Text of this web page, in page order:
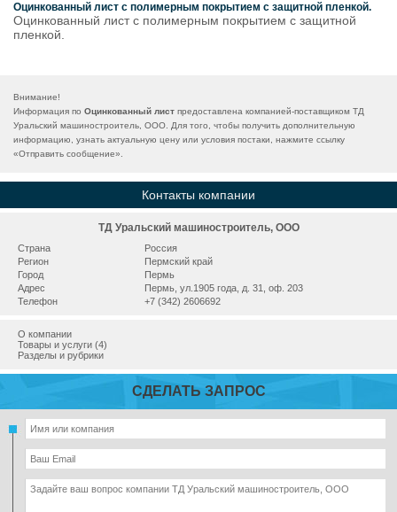
Оцинкованный лист с полимерным покрытием с защитной пленкой.
Оцинкованный лист с полимерным покрытием с защитной
пленкой.
Внимание!
Информация по Оцинкованный лист предоставлена компанией-поставщиком ТД
Уральский машиностроитель, ООО. Для того, чтобы получить дополнительную
информацию, узнать актуальную цену или условия постаки, нажмите ссылку
«Отправить сообщение».
Контакты компании
ТД Уральский машиностроитель, ООО
Страна
Россия
Регион
Пермский край
Город
Пермь
Адрес
Пермь, ул.1905 года, д. 31, оф. 203
Телефон
+7 (342) 2606692
О компании
Товары и услуги (4)
Разделы и рубрики
СДЕЛАТЬ ЗАПРОС